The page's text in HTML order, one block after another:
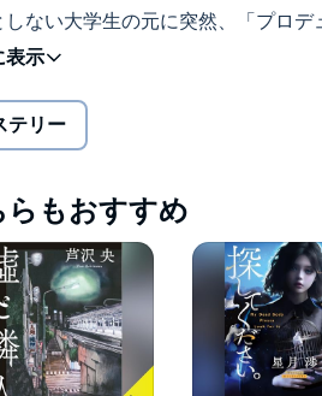
しない大学生の元に突然、「プロ
疑で従った結果、彼の日常は急
同名』『ヴィクトリアン・ホテル
み必至の話題作を続々と放つ、下村
テリー
らもおすすめ